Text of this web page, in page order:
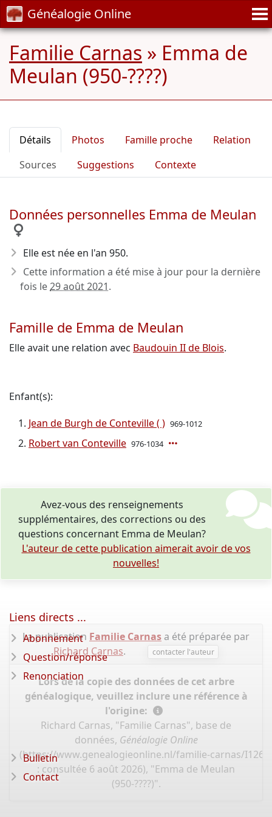
Généalogie Online
Familie Carnas » Emma de
Meulan (950-????)
Détails Photos Famille proche
Relation
Sources
Suggestions Contexte
Données personnelles Emma de Meulan
Elle est née en l'an 950.
Cette information a été mise à jour pour la dernière
fois le29 août 2021.
Famille de Emma de Meulan
Elle avait une relation avec Baudouin II de Blois.
Enfant(s):
Jean de Burgh de Conteville ( ) 969-1012
Robert van Conteville 976-1034
Avez-vous des renseignements
supplémentaires, des corrections ou des
questions concernant Emma de Meulan?
L'auteur de cette publication aimerait avoir de vos
nouvelles!
La publication Familie Carnas a été préparée par
Richard Carnas. contacter l'auteur
Lors de la copie des données de cet arbre
généalogique, veuillez inclure une référence à
l'origine:
Richard Carnas, "Familie Carnas", base de
données, Généalogie Online
(https://www.genealogieonline.nl/familie-carnas/
: consultée 6 août 2026), "Emma de Meulan
(950-????)".
Liens directs ...
Abonnement
Question/réponse
Renonciation
Bulletin
Contact